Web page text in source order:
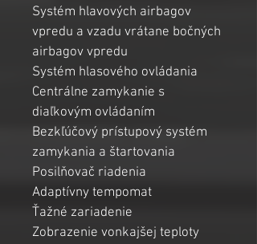
Systém hlavových airbagov
vpredu a vzadu vrátane bočných
airbagov vpredu
Systém hlasového ovládania
Centrálne zamykanie s
diaľkovým ovládaním
Bezkľúčový prístupový systém
zamykania a štartovania
Posilňovač riadenia
Adaptívny tempomat
Ťažné zariadenie
Zobrazenie vonkajšej teploty